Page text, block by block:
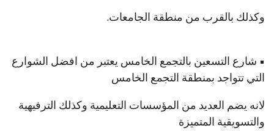
وكذلك بالقرب من منطقة الجامعات.
• شارع التسعين بالتجمع الخامس يعتبر من افضل الشوارع
التي تتواجد بمنطقة التجمع الخامس
لانه يضم العديد من المؤسسات التعليمية وكذلك الترفيهية
والتسويقية المتميزة